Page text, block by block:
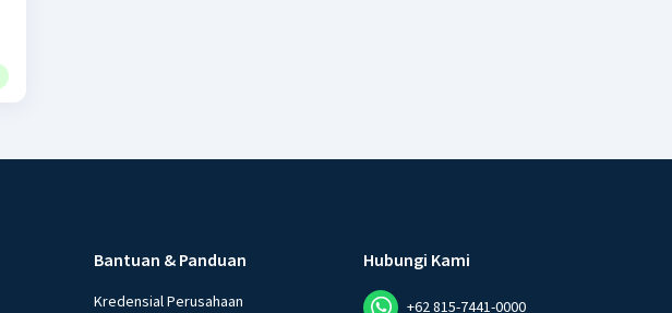
Bantuan & Panduan
Kredensial Perusahaan
Hubungi Kami
+62 815-7441-0000